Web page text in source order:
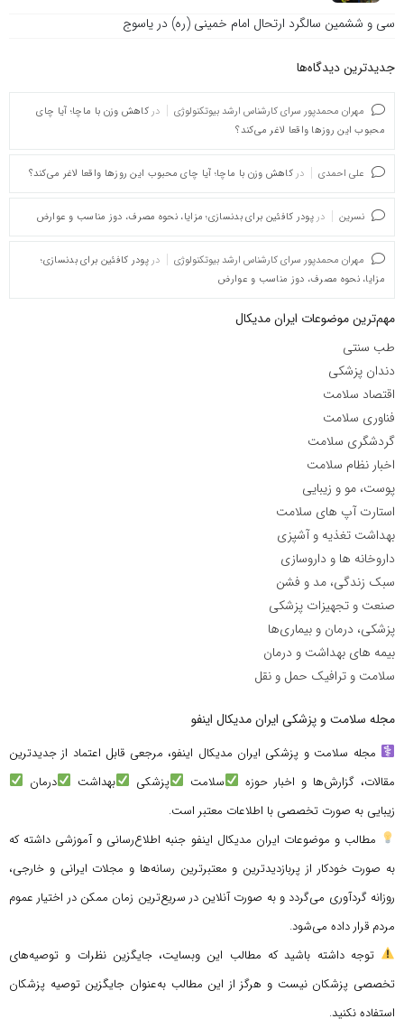
سی و ششمین سالگرد ارتحال امام خمینی (ره) در یاسوج
جدیدترین دیدگاه‌‌ها
مهران محمدپور سرای کارشناس ارشد بیوتکنولوژی در کاهش وزن با ماچا؛ آیا چای
محبوب این روزها واقعا لاغر می‌کند؟
علی احمدی در کاهش وزن با ماچا؛ آیا چای محبوب این روزها واقعا لاغر می‌کند؟
نسرین در پودر کافئین برای بدنسازی؛ مزایا، نحوه مصرف، دوز مناسب و عوارض
مهران محمدپور سرای کارشناس ارشد بیوتکنولوژی در پودر کافئین برای بدنسازی؛
مزایا، نحوه مصرف، دوز مناسب و عوارض
مهم‌ترین موضوعات ایران مدیکال
طب سنتی
دندان پزشکی
اقتصاد سلامت
فناوری سلامت
گردشگری سلامت
اخبار نظام سلامت
پوست، مو و زیبایی
استارت آپ های سلامت
بهداشت تغذیه و آشپزی
داروخانه ها و داروسازی
سبک زندگی، مد و فشن
صنعت و تجهیزات پزشکی
پزشکی، درمان و بیماری‌ها
بیمه های بهداشت و درمان
سلامت و ترافیک حمل و نقل
مجله سلامت و پزشکی ایران مدیکال اینفو
مجله سلامت و پزشکی ایران مدیکال اینفو، مرجعی قابل اعتماد از جدیدترین
مقالات، گزارش‌ها و اخبار حوزه
سلامت پزشکی بهداشت
درمان
زیبایی به صورت تخصصی با اطلاعات معتبر است.
مطالب و موضوعات ایران مدیکال اینفو جنبه اطلاع‌رسانی و آموزشی داشته که
به صورت خودکار از پربازدیدترین و معتبرترین رسانه‌ها و مجلات ایرانی و خارجی،
روزانه گردآوری می‌گردد و به صورت آنلاین در سریع‌ترین زمان ممکن در اختیار عموم
مردم قرار داده می‌شود.
توجه داشته باشید که مطالب این وبسایت، جایگزین نظرات و توصیه‌های
تخصصی پزشکان نیست و هرگز از این مطالب به‌عنوان جایگزین توصیه پزشکان
استفاده نکنید.